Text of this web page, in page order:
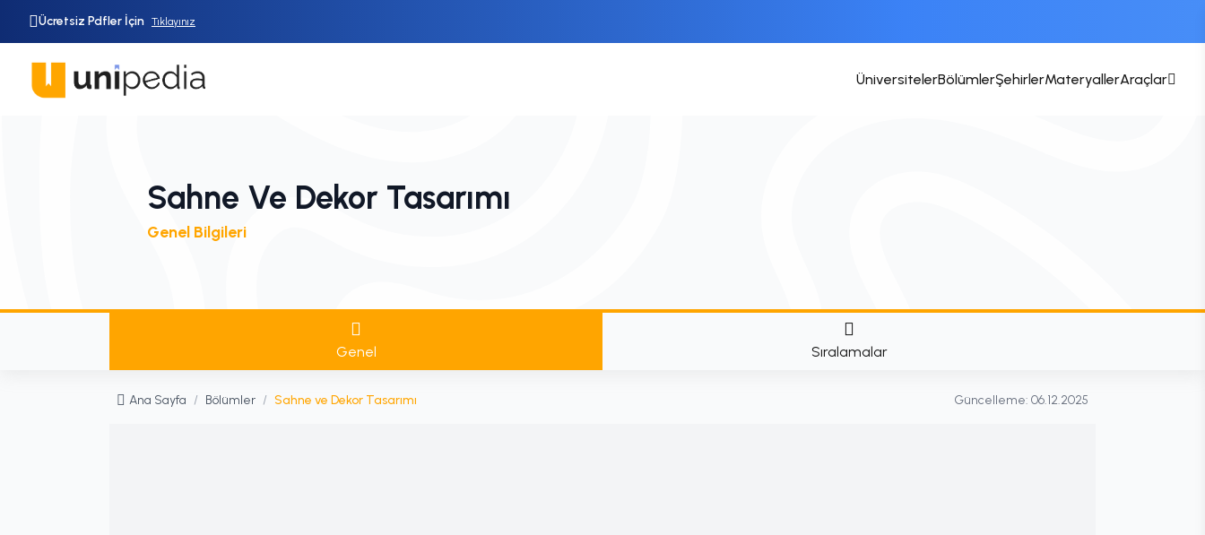
Ücretsiz Pdfler İçin Tıklayınız
ÜniversitelerBölümlerŞehirlerMateryallerAraçlar
Sahne Ve Dekor Tasarımı
Genel Bilgileri
Genel Sıralamalar
Ana Sayfa / Bölümler / Sahne ve Dekor Tasarımı Güncelleme: 06.12.2025